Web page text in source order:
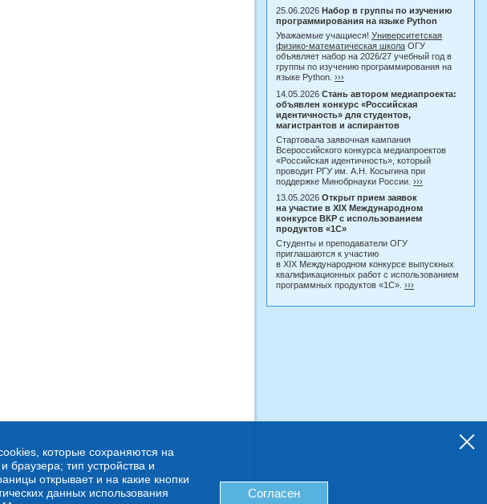
которые сохраняются на
тип устройства и
открывает и на какие кнопки
данных использования
Согласен
25.06.2026 Набор в группы по изучению
программирования на языке Python
Уважаемые учащиеся! Университетская
физико-математическая школа ОГУ
объявляет набор на 2026/27 учебный год в
группы по изучению программирования на
языке Python. ›››
14.05.2026 Стань автором медиапроекта:
объявлен конкурс «Российская
идентичность» для студентов,
магистрантов и аспирантов
Стартовала заявочная кампания
Всероссийского конкурса медиапроектов
«Российская идентичность», который
проводит РГУ им. А.Н. Косыгина при
поддержке Минобрнауки России. ›››
13.05.2026 Открыт прием заявок
на участие в XIX Международном
конкурсе ВКР с использованием
продуктов «1С»
Студенты и преподаватели ОГУ
приглашаются к участию
в XIX Международном конкурсе выпускных
квалификационных работ с использованием
программных продуктов «1С». ›››